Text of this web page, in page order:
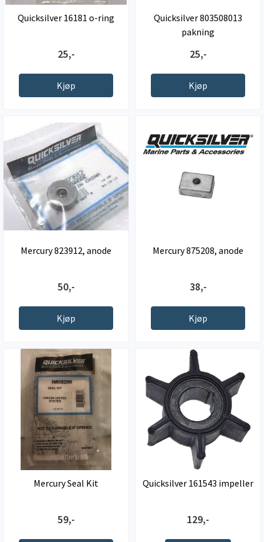
Quicksilver 16181 o-ring
25,-
Kjøp
Quicksilver 803508013
pakning
25,-
Kjøp
Mercury 823912, anode
50,-
Kjøp
Mercury 875208, anode
38,-
Kjøp
Mercury Seal Kit
59,-
Quicksilver 161543 impeller
129,-